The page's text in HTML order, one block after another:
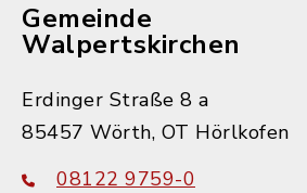
Gemeinde
Walpertskirchen
Erdinger Straße 8 a
85457 Wörth, OT Hörlkofen
08122 9759-0